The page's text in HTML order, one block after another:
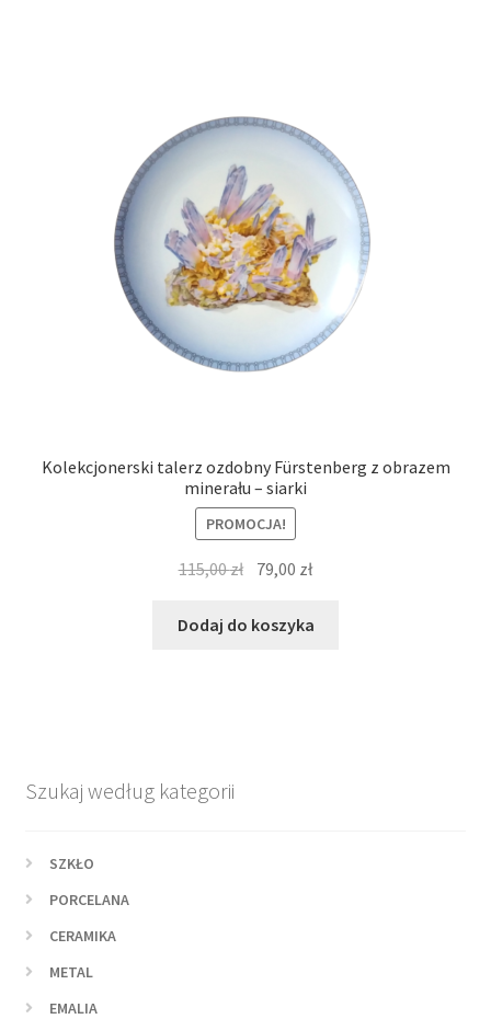
Kolekcjonerski talerz ozdobny Fürstenberg z obrazem
minerału – siarki
PROMOCJA!
115,00zł Pierwotna
wynosiła:
79,00 złAktualna
wynosi:
Dodaj do koszyka
Szukaj według kategorii
SZKŁO
PORCELANA
CERAMIKA
METAL
EMALIA